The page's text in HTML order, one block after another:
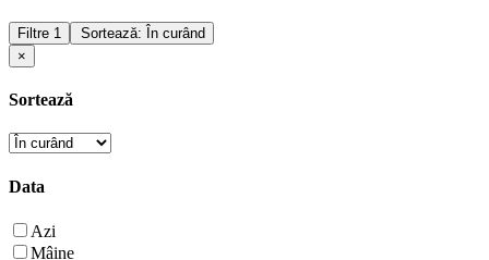
Filtre 1
Sortează: În curând
×
Sortează
Data
Azi
Mâine